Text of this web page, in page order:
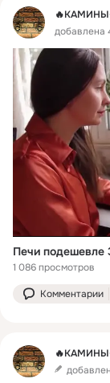
добавлена
Печи подешевле
1 086 просмотров
Комментарии